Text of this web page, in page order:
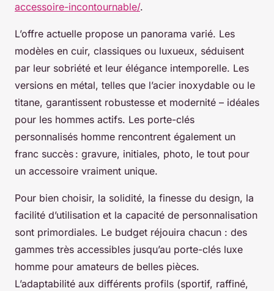
accessoire-incontournable/.
L’offre actuelle propose un panorama varié. Les
modèles en cuir, classiques ou luxueux, séduisent
par leur sobriété et leur élégance intemporelle. Les
versions en métal, telles que l’acier inoxydable ou le
titane, garantissent robustesse et modernité – idéales
pour les hommes actifs. Les porte-clés
personnalisés homme rencontrent également un
franc succès : gravure, initiales, photo, le tout pour
un accessoire vraiment unique.
Pour bien choisir, la solidité, la finesse du design, la
facilité d’utilisation et la capacité de personnalisation
sont primordiales. Le budget réjouira chacun : des
gammes très accessibles jusqu’au porte-clés luxe
homme pour amateurs de belles pièces.
L’adaptabilité aux différents profils (sportif, raffiné,